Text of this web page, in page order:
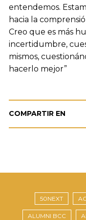
entendemos.
hacia la
Creo que es más
incertidumbre,
mismos,
hacerlo mejor”
COMPARTIR EN
50NEXT
ALUMNI BCC